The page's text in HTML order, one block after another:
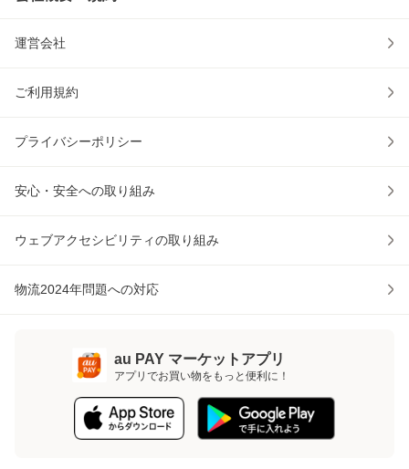
運営会社
ご利用規約
プライバシーポリシー
安心・安全への取り組み
ウェブアクセシビリティの取り組み
物流2024年問題への対応
au PAY マーケットアプリ
アプリでお買い物をもっと便利に！